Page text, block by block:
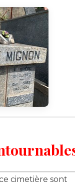
cimetière sont